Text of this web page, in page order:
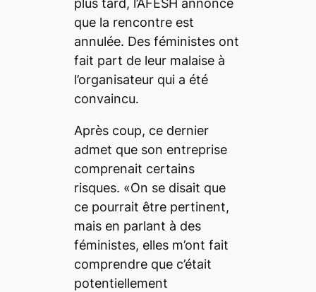
plus tard, l’AFESH annonce
que la rencontre est
annulée. Des féministes ont
fait part de leur malaise à
l’organisateur qui a été
convaincu.
Après coup, ce dernier
admet que son entreprise
comprenait certains
risques. «On se disait que
ce pourrait être pertinent,
mais en parlant à des
féministes, elles m’ont fait
comprendre que c’était
potentiellement